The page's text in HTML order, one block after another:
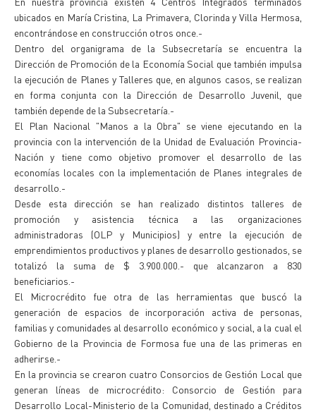
ubicados en María Cristina, La Primavera, Clorinda y Villa Hermosa,
encontrándose en construcción otros once.-
Dentro del organigrama de la Subsecretaría se encuentra la
Dirección de Promoción de la Economía Social que también impulsa
la ejecución de Planes y Talleres que, en algunos casos, se realizan
en forma conjunta con la Dirección de Desarrollo Juvenil, que
también depende de la Subsecretaría.-
El Plan Nacional "Manos a la Obra" se viene ejecutando en la
provincia con la intervención de la Unidad de Evaluación Provincia-
Nación y tiene como objetivo promover el desarrollo de las
economías locales con la implementación de Planes integrales de
desarrollo.-
Desde esta dirección se han realizado distintos talleres de
promoción y asistencia técnica a las organizaciones
administradoras (OLP y Municipios) y entre la ejecución de
emprendimientos productivos y planes de desarrollo gestionados, se
totalizó la suma de $ 3.900.000.- que alcanzaron a 830
beneficiarios.-
El Microcrédito fue otra de las herramientas que buscó la
generación de espacios de incorporación activa de personas,
familias y comunidades al desarrollo económico y social, a la cual el
Gobierno de la Provincia de Formosa fue una de las primeras en
adherirse.-
En la provincia se crearon cuatro Consorcios de Gestión Local que
generan líneas de microcrédito: Consorcio de Gestión para
Desarrollo Local-Ministerio de la Comunidad, destinado a Créditos